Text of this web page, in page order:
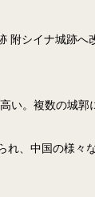
附シイナ城跡へ
い。複数の城
、中国の様